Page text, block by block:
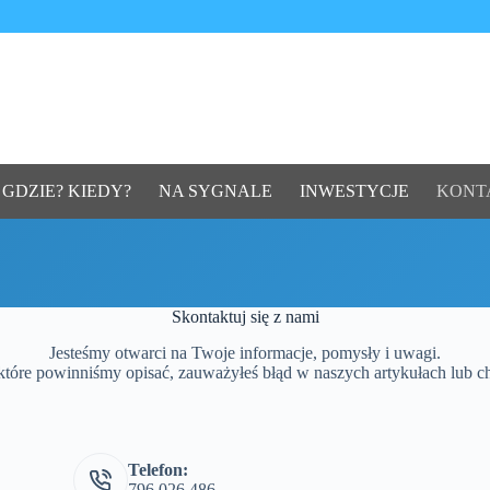
GDZIE? KIEDY? NA SYGNALE INWESTYCJE
Skontaktuj się z nami
Jesteśmy otwarci na Twoje informacje, pomysły i uwagi.
powinniśmy opisać, zauważyłeś błąd w naszych artykułach lub
Telefon: